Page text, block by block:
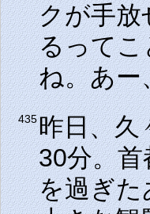
クが手放
るってこ
ね。あー
435昨日、久
30分。
を過ぎた